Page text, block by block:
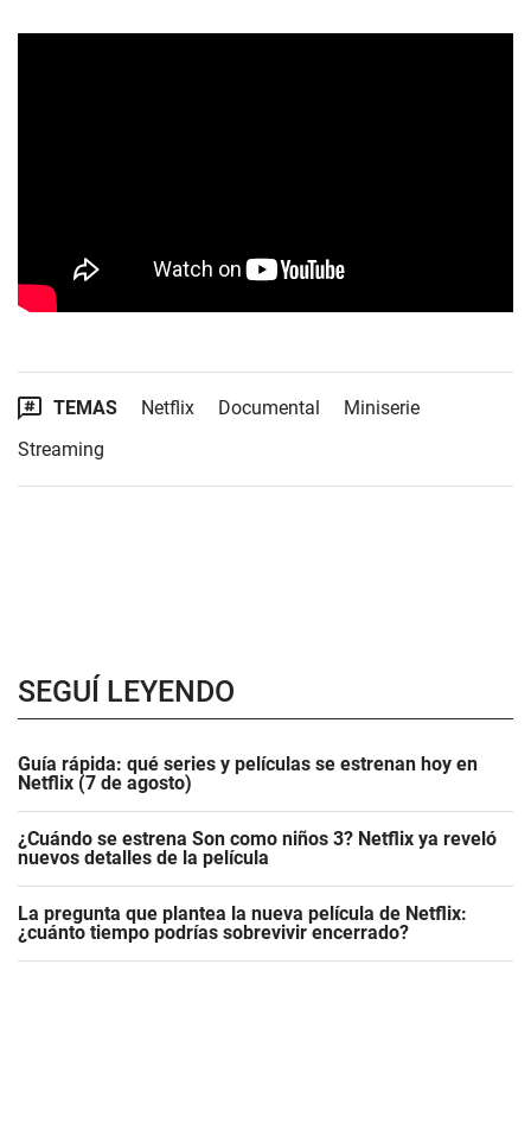
TEMAS Netflix Documental
Miniserie
Streaming
SEGUÍ LEYENDO
Guía rápida: qué series y películas se estrenan hoy en
Netflix (7 de agosto)
¿Cuándo se estrena Son como niños 3? Netflix ya reveló
nuevos detalles de la película
La pregunta que plantea la nueva película de Netflix:
¿cuánto tiempo podrías sobrevivir encerrado?